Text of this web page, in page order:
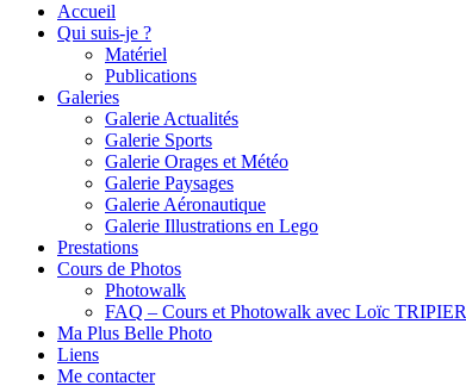
Accueil
Qui suis-je ?
Matériel
Publications
Galeries
Galerie Actualités
Galerie Sports
Galerie Orages et Météo
Galerie Paysages
Galerie Aéronautique
Galerie Illustrations en Lego
Prestations
Cours de Photos
Photowalk
FAQ – Cours et Photowalk avec Loïc TRIPIER
Ma Plus Belle Photo
Liens
Me contacter